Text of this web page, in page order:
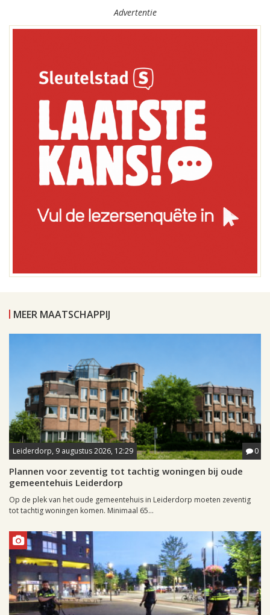
Advertentie
MEER MAATSCHAPPIJ
Leiderdorp, 9 augustus 2026, 12:29 0
Plannen voor zeventig tot tachtig woningen bij oude
gemeentehuis Leiderdorp
Op de plek van het oude gemeentehuis in Leiderdorp moeten zeventig
tot tachtig woningen komen. Minimaal 65...